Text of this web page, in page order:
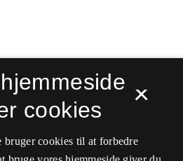
for sprog- og
×
cookies
bruger cookies til at forbedre